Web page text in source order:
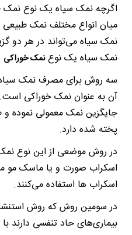
اگرچه نمک سیاه یک نوع
میان انواع مختلف نمک
نمک سیاه می‌تواند در هر دو
نمک سیاه یک نوعنمک خوراکی
سه روش برای مصرف نمک سیاه
آن به عنوان نمک خوراکی
جایگزین نمک معمولی نموده
پخته شده دارد.
در روش موضعی از این نوع
اسکراب صورت و یا ماسک مو
اسکراب ها استفاده می‌کنند.
در سومین روش که روش
بیماری‌های حاد تنفسی دارند